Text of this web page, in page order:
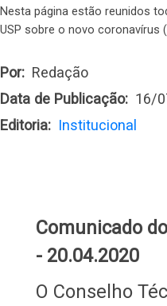
Nesta página estão reunidos
USP sobre o novo coronavírus
Por
Redação
Data de Publicação
16/
Editoria
Institucional
Comunicado
- 20.04.2020
O Conselho